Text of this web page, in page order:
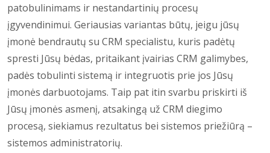
patobulinimams ir nestandartinių procesų
įgyvendinimui. Geriausias variantas būtų, jeigu jūsų
įmonė bendrautų su CRM specialistu, kuris padėtų
spresti Jūsų bėdas, pritaikant įvairias CRM galimybes,
padės tobulinti sistemą ir integruotis prie jos Jūsų
įmonės darbuotojams. Taip pat itin svarbu priskirti iš
Jūsų įmonės asmenį, atsakingą už CRM diegimo
procesą, siekiamus rezultatus bei sistemos priežiūrą –
sistemos administratorių.